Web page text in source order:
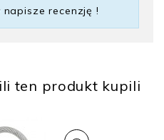
na szyfr
Bagaż
recenzję !
ten produkt kupili